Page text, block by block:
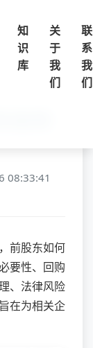
知
识
库
关
于
我
们
联
系
我
们
何
08:33:41
前股东如何
要性、回购
、法律风险
在为相关企